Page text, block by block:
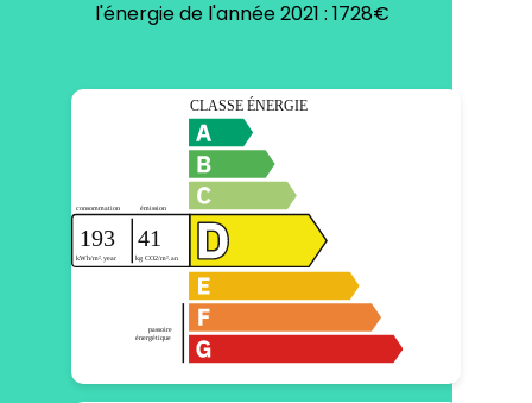
l'énergie de l'année 2021 : 1728€